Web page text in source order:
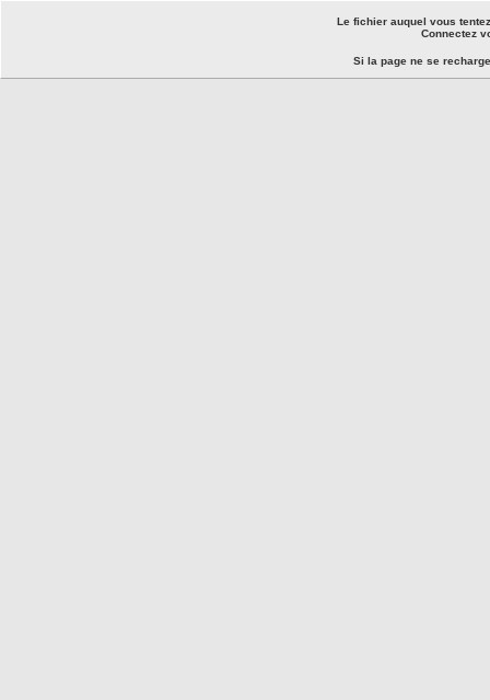
Le fichier auquel vous
Connectez
Si la page ne se